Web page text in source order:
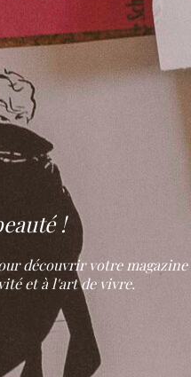
!
découvrir votre magazine
et à l'art de vivre.